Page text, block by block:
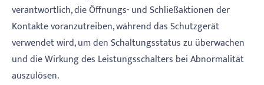
verantwortlich, die Öffnungs- und Schließaktionen der
Kontakte voranzutreiben, während das Schutzgerät
verwendet wird, um den Schaltungsstatus zu überwachen
und die Wirkung des Leistungsschalters bei Abnormalität
auszulösen.